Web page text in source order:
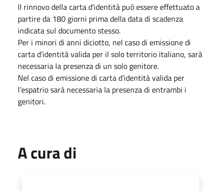
Il rinnovo della carta d'identità può essere effettuato a
partire da 180 giorni prima della data di scadenza
indicata sul documento stesso.
Per i minori di anni diciotto, nel caso di emissione di
carta d’identità valida per il solo territorio italiano, sarà
necessaria la presenza di un solo genitore.
Nel caso di emissione di carta d’identità valida per
l’espatrio sarà necessaria la presenza di entrambi i
genitori.
A cura di